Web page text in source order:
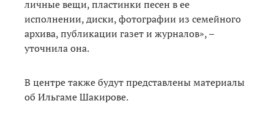
личные вещи, пластинки песен в ее
исполнении, диски, фотографии из семейного
архива, публикации газет и журналов», –
уточнила она.
В центре также будут представлены материалы
об Ильгаме Шакирове.